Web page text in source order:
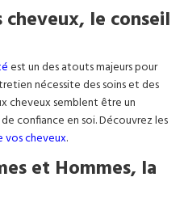
cheveux, le conseil
est un des atouts majeurs pour
nécessite des soins et des
cheveux semblent être un
confiance en soi. Découvrez les
vos cheveux.
et Hommes, la